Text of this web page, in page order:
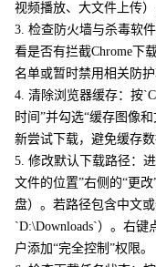
视频播放、大文件上传
3. 检查防火墙与杀毒软
看是否有拦截Chrome下
名单或暂时禁用相关防护
4. 清除浏览器缓存：按
时间”并勾选“缓存图像
新尝试下载，避免缓存数
5. 修改默认下载路径：
文件的位置”右侧的“更
盘）。若路径包含中文
`D:\Downloads`）。右键
户添加“完全控制”权限。